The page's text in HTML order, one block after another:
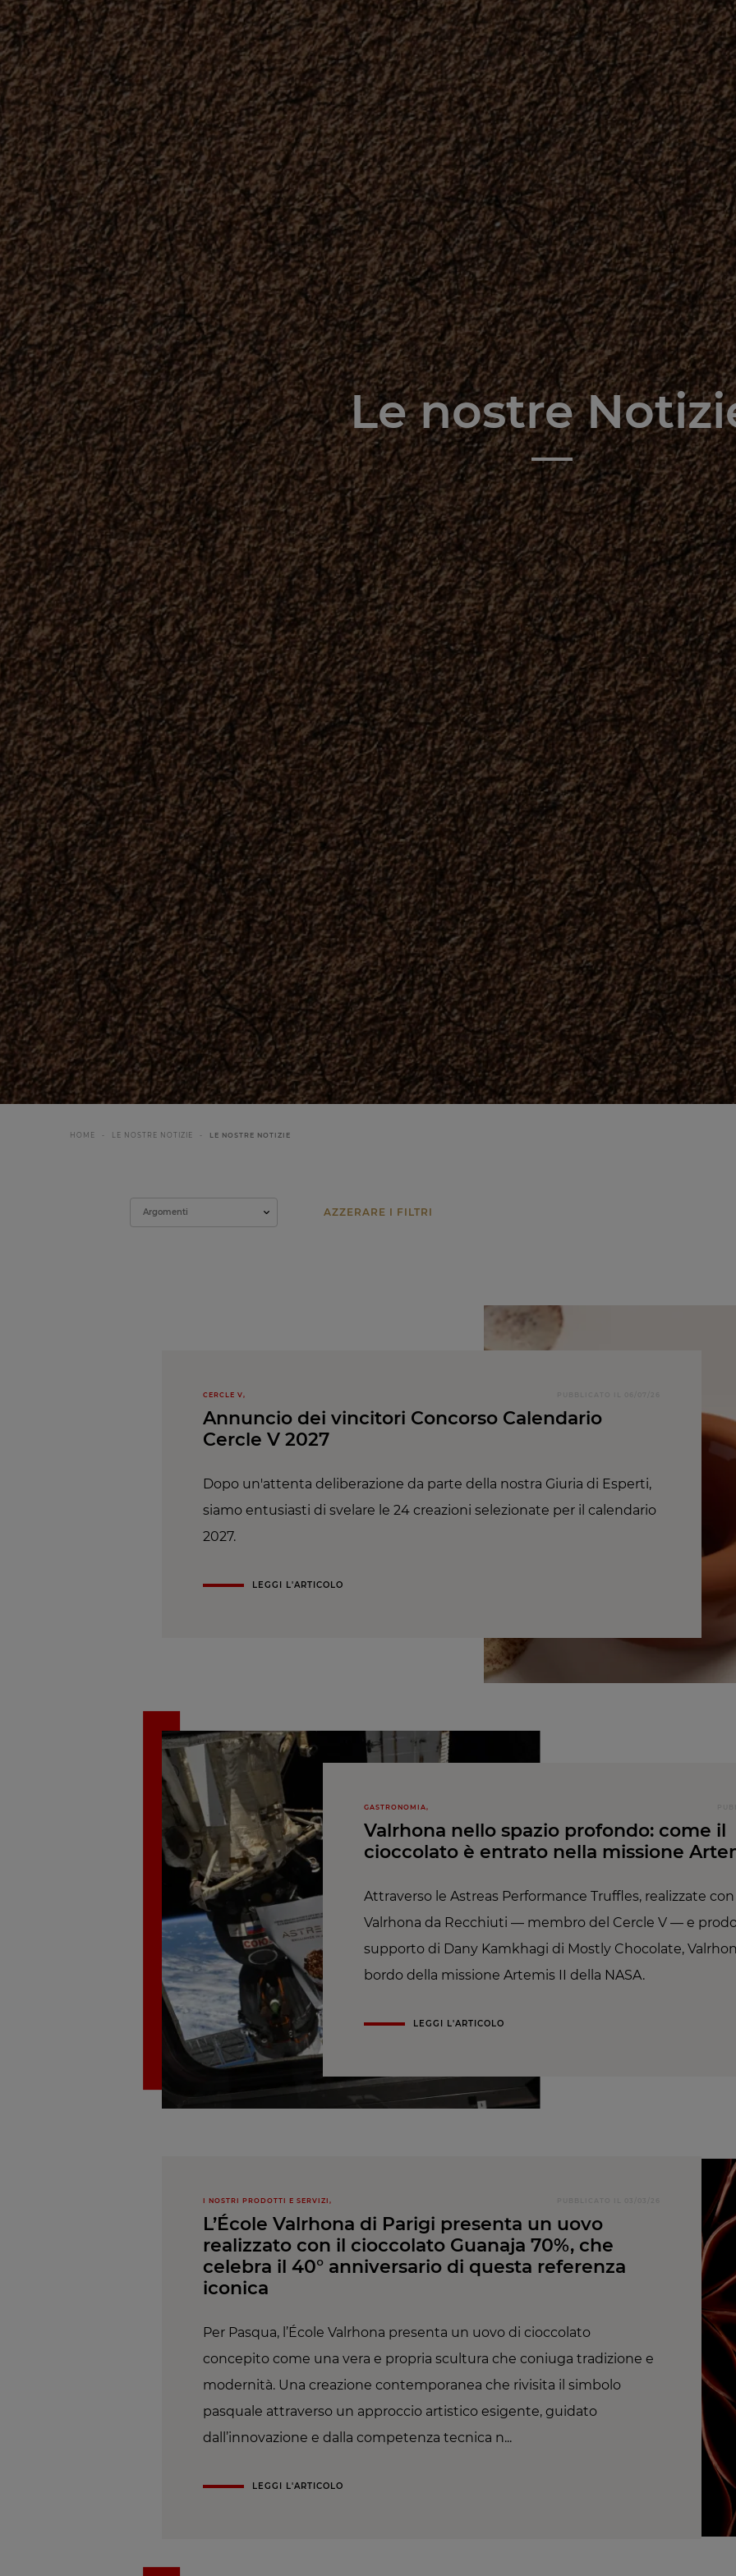
Le nostre
HOME LE NOSTRE NOTIZIE LE NOSTRE NOTIZIE
Argomenti
Filtrare
CERCLE V,
Annuncio dei vincitori Concorso Calendario
Cercle V 2027
Dopo un'attenta deliberazione da parte della nostra Giuria di Esperti,
siamo entusiasti di svelare le 24 creazioni selezionate per il calendario
2027.
LEGGI L'ARTICOLO
GASTRONOMIA,
Valrhona nello spazio profondo: come il
cioccolato è entrato nella missione
Attraverso le Astreas Performance Truffles, realizzate
Valrhona da Recchiuti — membro del Cercle V — e
supporto di Dany Kamkhagi di Mostly Chocolate,
bordo della missione Artemis II della NASA.
LEGGI L'ARTICOLO
I NOSTRI PRODOTTI E SERVIZI,
L’École Valrhona di Parigi presenta un uovo
realizzato con il cioccolato Guanaja 70%, che
celebra il 40° anniversario di questa referenza
iconica
Per Pasqua, l’École Valrhona presenta un uovo di cioccolato
concepito come una vera e propria scultura che coniuga tradizione e
modernità. Una creazione contemporanea che rivisita il simbolo
pasquale attraverso un approccio artistico esigente, guidato
dall’innovazione e dalla competenza tecnica n...
LEGGI L'ARTICOLO